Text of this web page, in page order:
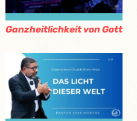
Ganzheitlichkeit von Gott